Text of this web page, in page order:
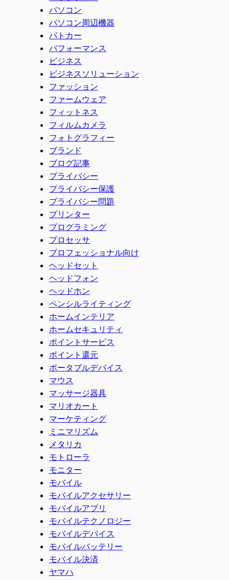
パソコン
パソコン周辺機器
パトカー
パフォーマンス
ビジネス
ビジネスソリューション
ファッション
ファームウェア
フィットネス
フィルムカメラ
フォトグラフィー
ブランド
ブログ記事
プライバシー
プライバシー保護
プライバシー問題
プリンター
プログラミング
プロセッサ
プロフェッショナル向け
ヘッドセット
ヘッドフォン
ヘッドホン
ペンシルライティング
ホームインテリア
ホームセキュリティ
ポイントサービス
ポイント還元
ポータブルデバイス
マウス
マッサージ器具
マリオカート
マーケティング
ミニマリズム
メタリカ
モトローラ
モニター
モバイル
モバイルアクセサリー
モバイルアプリ
モバイルテクノロジー
モバイルデバイス
モバイルバッテリー
モバイル決済
ヤマハ